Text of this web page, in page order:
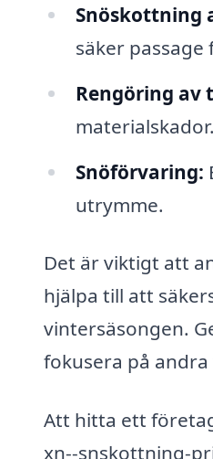
Snöskottning
säker
Rengöring av
materialskador.
Snöförvaring:
utrymme.
Det är viktigt att
hjälpa till att
vintersäsongen.
fokusera på
Att hitta ett
xn--snskottning-